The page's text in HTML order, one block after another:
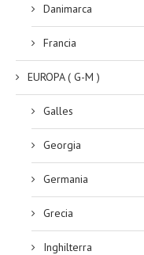
Danimarca
Francia
EUROPA ( G-M )
Galles
Georgia
Germania
Grecia
Inghilterra